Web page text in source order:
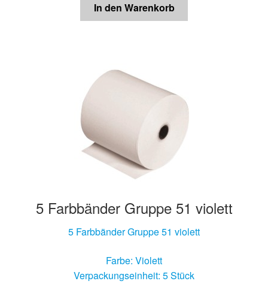
In den Warenkorb
5 Farbbänder Gruppe 51 violett
5 Farbbänder Gruppe 51 violett
Farbe: Violett
Verpackungseinheit: 5 Stück